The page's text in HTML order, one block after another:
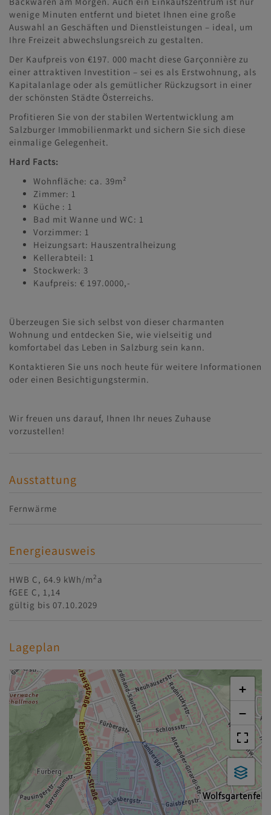
wenige Minuten entfernt und bietet Ihnen eine große
Auswahl an Geschäften und Dienstleistungen – ideal, um
Ihre Freizeit abwechslungsreich zu gestalten.
Der Kaufpreis von €197. 000 macht diese Garçonnière zu
einer attraktiven Investition – sei es als Erstwohnung, als
Kapitalanlage oder als gemütlicher Rückzugsort in einer
der schönsten Städte Österreichs.
Profitieren Sie von der stabilen Wertentwicklung am
Salzburger Immobilienmarkt und sichern Sie sich diese
einmalige Gelegenheit.
Hard Facts:
Wohnfläche: ca. 39m²
Zimmer: 1
Küche : 1
Bad mit Wanne und WC: 1
Vorzimmer: 1
Heizungsart: Hauszentralheizung
Kellerabteil: 1
Stockwerk: 3
Kaufpreis: € 197.0000,-
Überzeugen Sie sich selbst von dieser charmanten
Wohnung und entdecken Sie, wie vielseitig und
komfortabel das Leben in Salzburg sein kann.
Kontaktieren Sie uns noch heute für weitere Informationen
oder einen Besichtigungstermin.
Wir freuen uns darauf, Ihnen Ihr neues Zuhause
vorzustellen!
Ausstattung
Fernwärme
Energieausweis
HWB C, 64.9 kWh/m2 a
fGEE C, 1,14
gültig bis 07.10.2029
Lageplan
+
−